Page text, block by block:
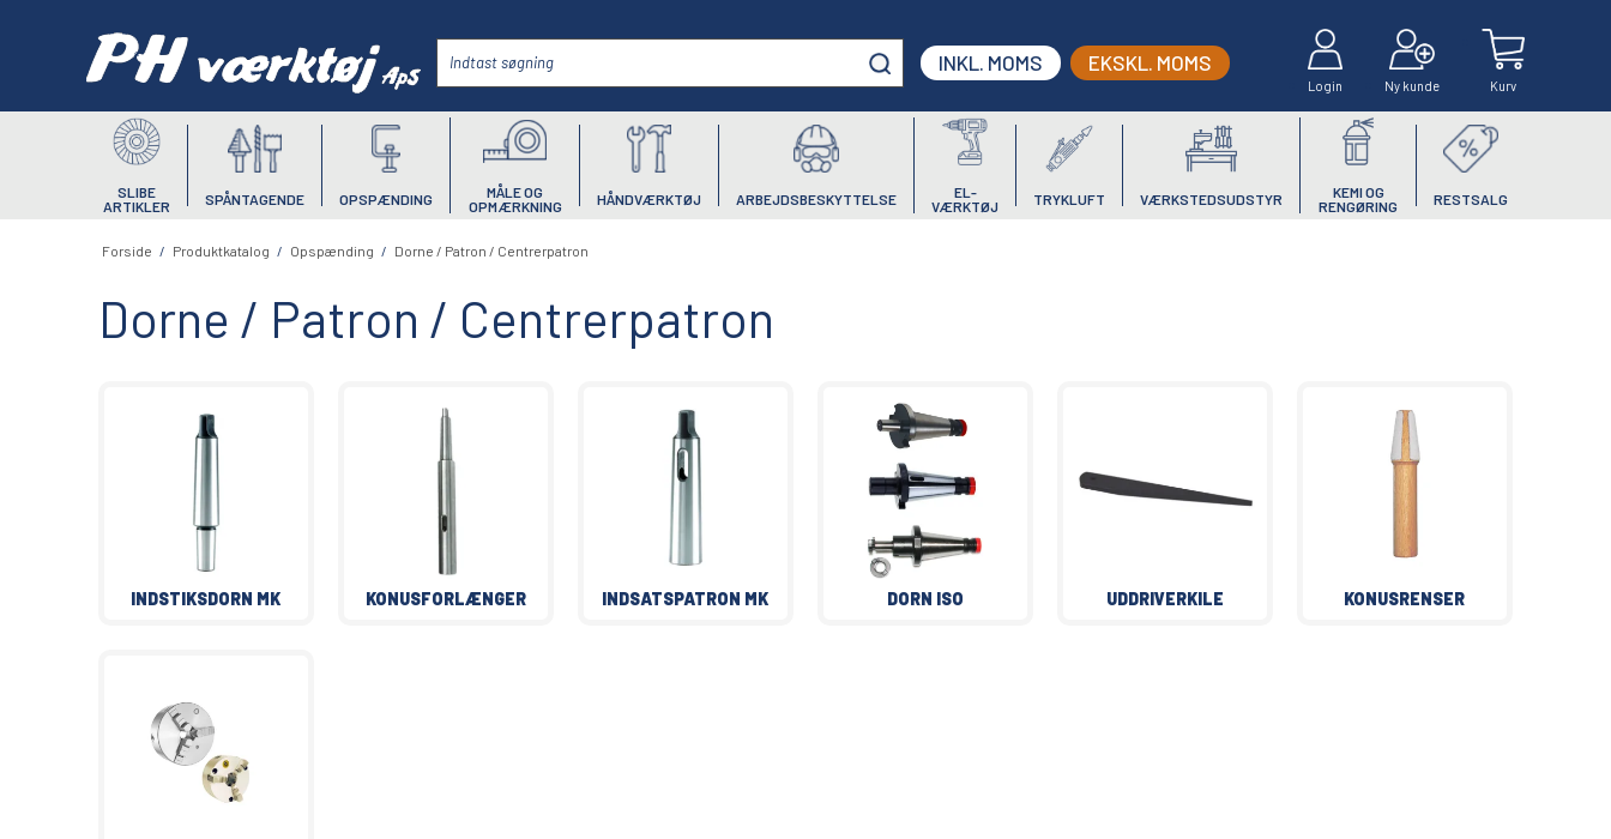
INKL. MOMS EKSKL. MOMS
Login Ny kunde Kurv
SLIBE
ARTIKLER
SPÅNTAGENDE OPSPÆNDING
MÅLE OG
OPMÆRKNING
HÅNDVÆRKTØJ ARBEJDSBESKYTTELSE
EL-
VÆRKTØJ
TRYKLUFT VÆRKSTEDSUDSTYR
KEMI OG
RENGØRING
RESTSALG
Forside / Produktkatalog / Opspænding / Dorne / Patron / Centrerpatron
Dorne / Patron / Centrerpatron
INDSTIKSDORN MK KONUSFORLÆNGER INDSATSPATRON MK DORN ISO UDDRIVERKILE KONUSRENSER